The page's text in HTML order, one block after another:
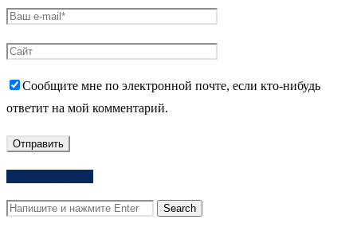
Сообщите мне по электронной почте, если кто-нибудь
ответит на мой комментарий.